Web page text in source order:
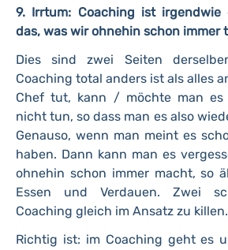
9. Irrtum: Coaching ist irgendwie
das, was wir ohnehin schon immer
Dies sind zwei Seiten
Coaching total anders ist als alles
Chef tut, kann / möchte man
nicht tun, so dass man es also
Genauso, wenn man meint es
haben. Dann kann man es
ohnehin schon immer macht, so
Essen und Verdauen. Zwei
Coaching gleich im Ansatz zu killen.
Richtig ist: im Coaching geht es